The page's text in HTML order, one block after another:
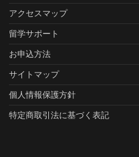
アクセスマップ
留学サポート
お申込方法
サイトマップ
個人情報保護方針
特定商取引法に基づく表記